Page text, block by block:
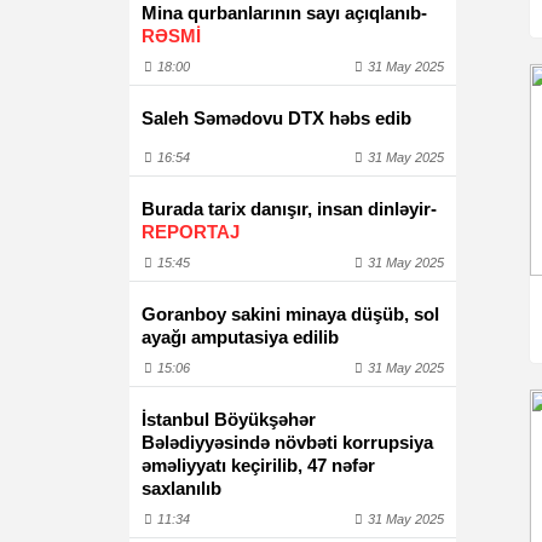
Mina qurbanlarının sayı açıqlanıb-
RƏSMİ
18:00 31 May 2025
Saleh Səmədovu DTX həbs edib
16:54 31 May 2025
Burada tarix danışır, insan dinləyir-
REPORTAJ
15:45 31 May 2025
Goranboy sakini minaya düşüb, sol
ayağı amputasiya edilib
15:06 31 May 2025
İstanbul Böyükşəhər
Bələdiyyəsində növbəti korrupsiya
əməliyyatı keçirilib, 47 nəfər
saxlanılıb
11:34 31 May 2025